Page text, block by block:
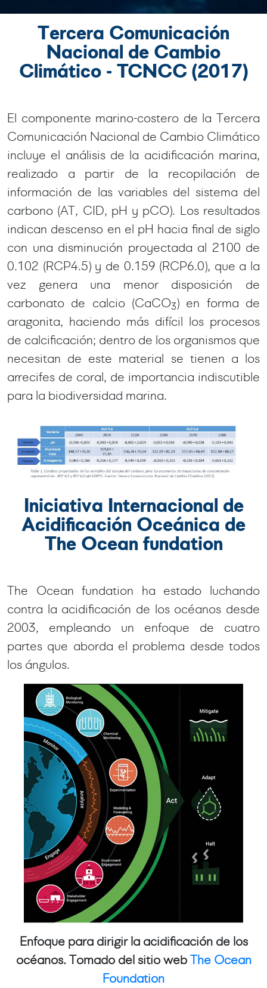
Tercera Comunicación
Nacional de Cambio
Climático - TCNCC (2017)
El componente marino-costero de la Tercera
Comunicación Nacional de Cambio Climático
incluye el análisis de la acidificación marina,
realizado a partir de la recopilación de
información de las variables del sistema del
carbono (AT, CID, pH y pCO). Los resultados
indican descenso en el pH hacia final de siglo
con una disminución proyectada al 2100 de
0.102 (RCP4.5) y de 0.159 (RCP6.0), que a la
vez genera una menor disposición de
carbonato de calcio (CaCO3) en forma de
aragonita, haciendo más difícil los procesos
de calcificación; dentro de los organismos que
necesitan de este material se tienen a los
arrecifes de coral, de importancia indiscutible
para la biodiversidad marina.
Iniciativa Internacional de
Acidificación Oceánica de
The Ocean fundation
The Ocean fundation ha estado luchando
contra la acidificación de los océanos desde
2003, empleando un enfoque de cuatro
partes que aborda el problema desde todos
los ángulos.
Enfoque para dirigir la acidificación de los
océanos. Tomado del sitio webThe Ocean
Foundation